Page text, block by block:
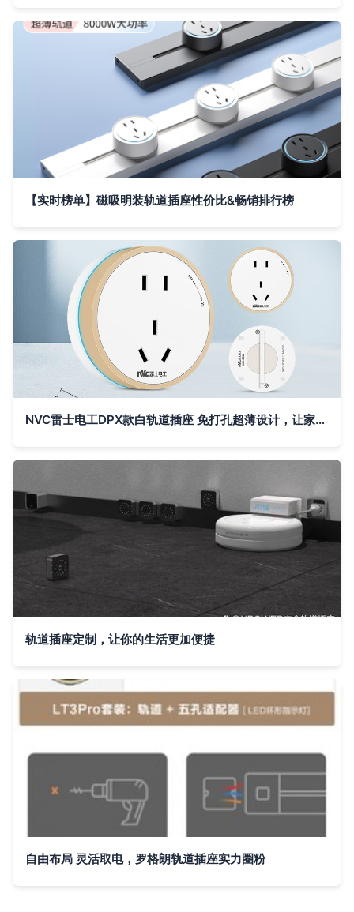
【实时榜单】磁吸明装轨道插座性价比&畅销排行榜
NVC雷士电工DPX款白轨道插座 免打孔超薄设计，让家居用电更灵活
轨道插座定制，让你的生活更加便捷
自由布局 灵活取电，罗格朗轨道插座实力圈粉